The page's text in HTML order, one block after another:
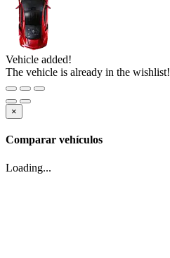
Vehicle added!
The vehicle is already in the wishlist!
×
Comparar vehículos
Loading...